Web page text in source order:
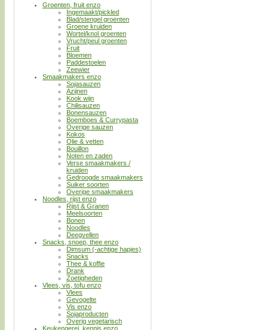
Groenten, fruit enzo
Ingemaakt/pickled
Blad/stengel groenten
Groene kruiden
Wortel/knol groenten
Vrucht/peul groenten
Fruit
Bloemen
Paddestoelen
Zeewier
Smaakmakers enzo
Sojasauzen
Azijnen
Kook wijn
Chilisauzen
Bonensauzen
Boemboes & Currypasta
Overige sauzen
Kokos
Olie & vetten
Bouillon
Noten en zaden
Verse smaakmakers /
kruiden
Gedroogde smaakmakers
Suiker soorten
Overige smaakmakers
Noodles, rijst enzo
Rijst & Granen
Meelsoorten
Bonen
Noodles
Deegvellen
Snacks, snoep, thee enzo
Dimsum (-achtige hapjes)
Snacks
Thee & koffie
Drank
Zoetigheden
Vlees, vis, tofu enzo
Vlees
Gevogelte
Vis enzo
Sojaproducten
Overig vegetarisch
Keukengerei, kennis enzo